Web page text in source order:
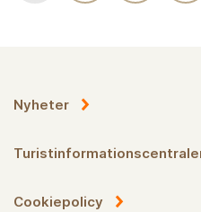
Nyheter
Cookiepolicy